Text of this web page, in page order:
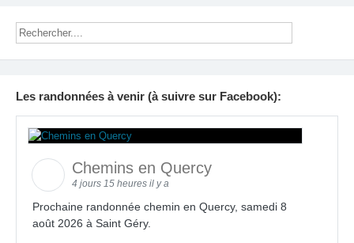
Les randonnées à venir (à suivre sur Facebook):
Chemins en Quercy
4 jours 15 heures il y a
Prochaine randonnée chemin en Quercy, samedi 8
août 2026 à Saint Géry.